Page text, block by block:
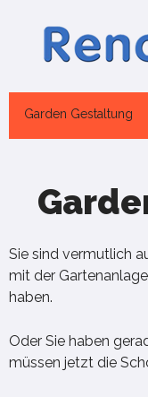
Garden Gestaltung
Sie sind vermutlich
mit der
haben.
Oder Sie haben
müssen jetzt die